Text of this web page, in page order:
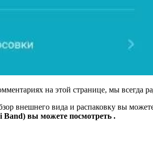
на этой странице, мы всегда
внешнего вида и распаковку вы
Band) вы можете посмотреть .